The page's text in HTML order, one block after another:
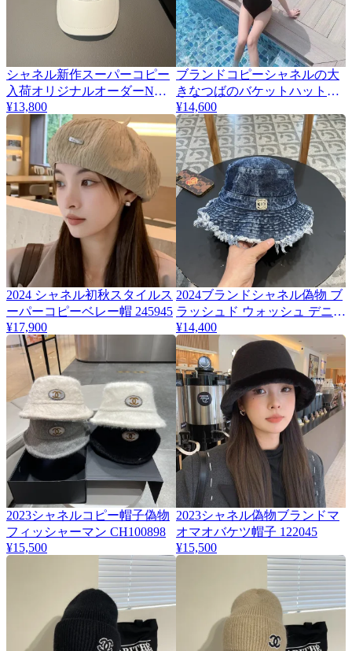
シャネル新作スーパーコピー
入荷オリジナルオーダーN級
品野球帽 141947
¥13,800
ブランドコピーシャネルの大
きなつばのバケットハット偽
物 141952
¥14,600
2024 シャネル初秋スタイルス
ーパーコピーベレー帽 245945
¥17,900
2024ブランドシャネル偽物 ブ
ラッシュド ウォッシュ デニム
漁師の帽子 ch56743
¥14,400
2023シャネルコピー帽子偽物
フィッシャーマン CH100898
¥15,500
2023シャネル偽物ブランドマ
オマオバケツ帽子 122045
¥15,500